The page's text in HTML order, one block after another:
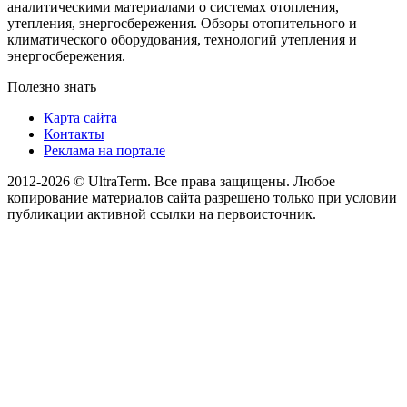
аналитическими материалами о системах отопления,
утепления, энергосбережения. Обзоры отопительного и
климатического оборудования, технологий утепления и
энергосбережения.
Полезно знать
Карта сайта
Контакты
Реклама на портале
2012-2026 © UltraTerm. Все права защищены. Любое
копирование материалов сайта разрешено только при условии
публикации активной ссылки на первоисточник.